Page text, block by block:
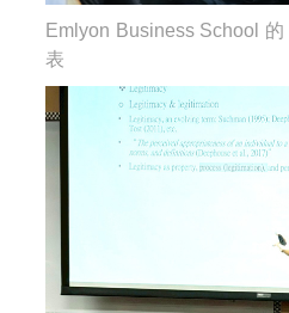
Emlyon Business School
表